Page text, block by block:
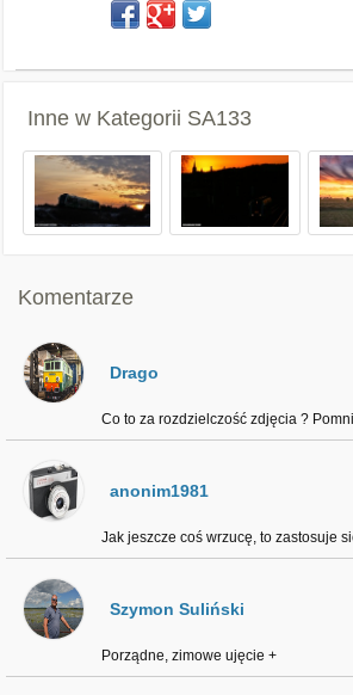
Inne w Kategorii SA133
Komentarze
Drago
Co to za rozdzielczość zdjęcia ?
anonim1981
Jak jeszcze coś wrzucę, to zastosuje
Szymon Suliński
Porządne, zimowe ujęcie +